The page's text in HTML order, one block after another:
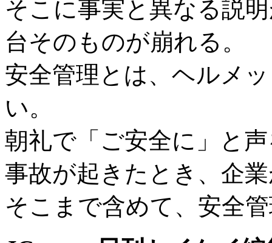
そこに事実と異なる説
台そのものが崩れる。
安全管理とは、ヘルメ
い。
朝礼で「ご安全に」と
事故が起きたとき、企
そこまで含めて、安全